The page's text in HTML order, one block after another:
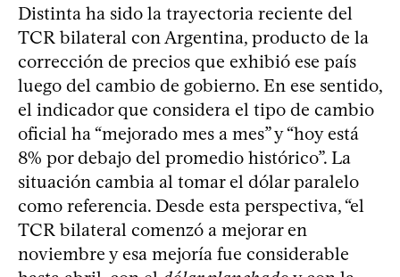
Distinta ha sido la trayectoria reciente del
TCR bilateral con Argentina, producto de la
corrección de precios que exhibió ese país
luego del cambio de gobierno. En ese sentido,
el indicador que considera el tipo de cambio
oficial ha “mejorado mes a mes” y “hoy está
8% por debajo del promedio histórico”. La
situación cambia al tomar el dólar paralelo
como referencia. Desde esta perspectiva, “el
TCR bilateral comenzó a mejorar en
noviembre y esa mejoría fue considerable